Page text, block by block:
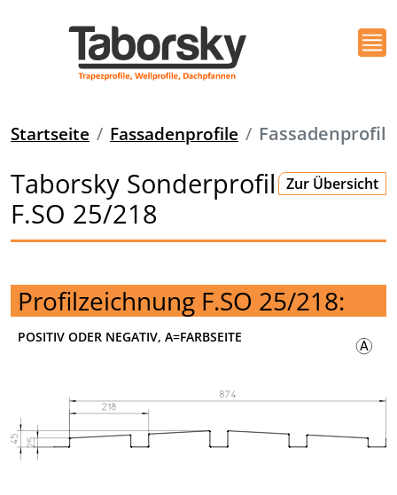
Startseite Fassadenprofile Fassadenprofil
Zur Übersicht
Taborsky Sonderprofil
F.SO 25/218
Profilzeichnung F.SO 25/218:
POSITIV ODER NEGATIV, A=FARBSEITE